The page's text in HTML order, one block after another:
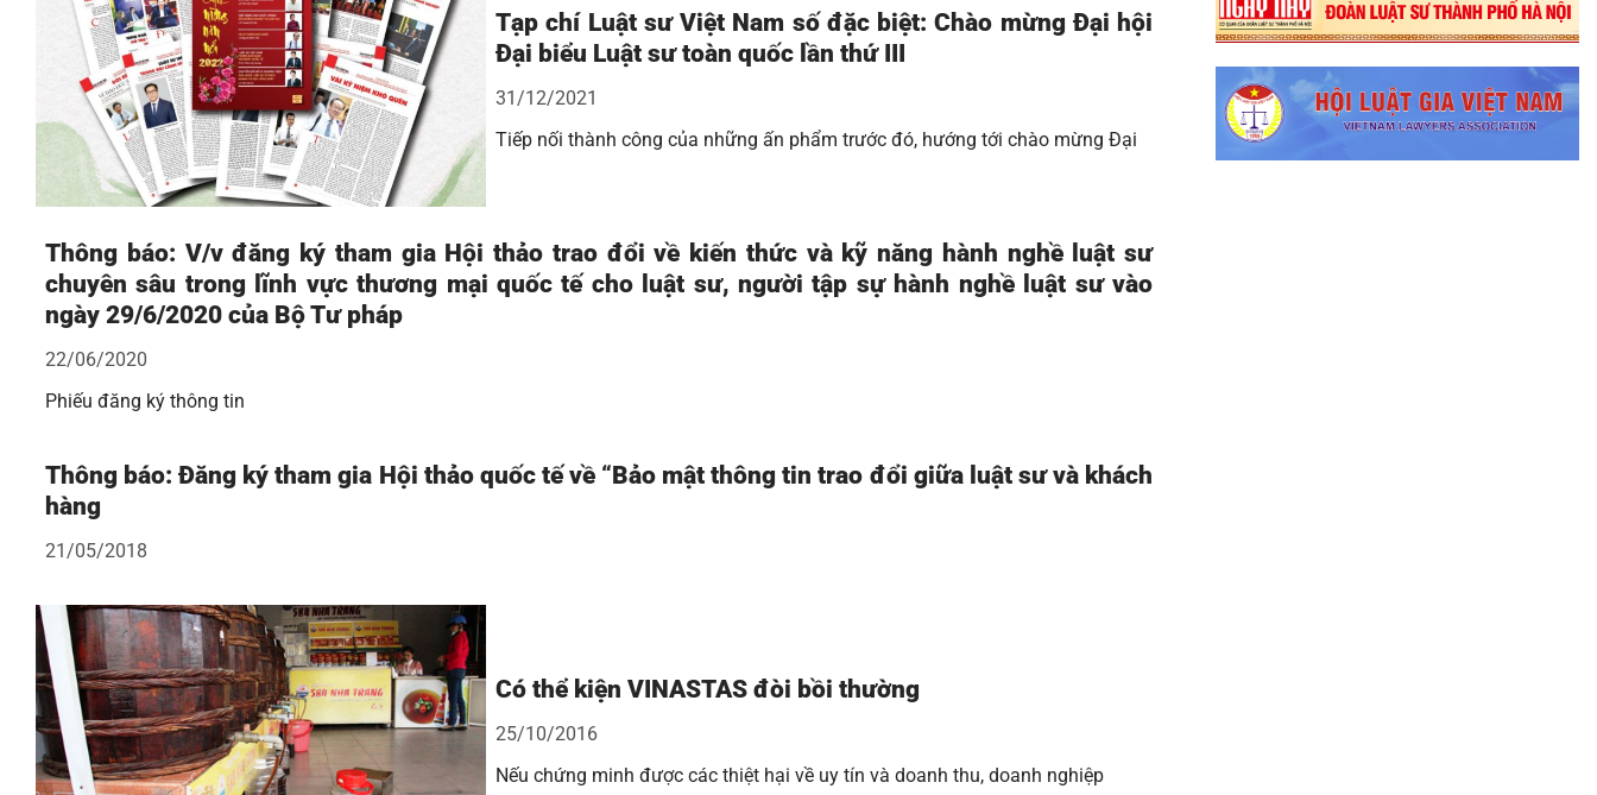
Tạp chí Luật sư Việt Nam số đặc biệt: Chào mừng Đại hội
Đại biểu Luật sư toàn quốc lần thứ III
31/12/2021
Tiếp nối thành công của những ấn phẩm trước đó, hướng tới chào mừng Đại
Thông báo: V/v đăng ký tham gia Hội thảo trao đổi về kiến thức và kỹ năng hành nghề luật sư
chuyên sâu trong lĩnh vực thương mại quốc tế cho luật sư, người tập sự hành nghề luật sư vào
ngày 29/6/2020 của Bộ Tư pháp
22/06/2020
Phiếu đăng ký thông tin
Thông báo: Đăng ký tham gia Hội thảo quốc tế về “Bảo mật thông tin trao đổi giữa luật sư và khách
hàng
21/05/2018
Có thể kiện VINASTAS đòi bồi thường
25/10/2016
Nếu chứng minh được các thiệt hại về uy tín và doanh thu, doanh nghiệp